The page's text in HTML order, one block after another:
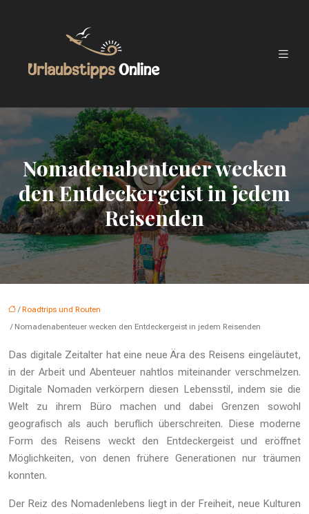
Nomadenabenteuer wecken
den Entdeckergeist in jedem
Reisenden
/Roadtrips und Routen
/ Nomadenabenteuer wecken den Entdeckergeist in jedem Reisenden
Das digitale Zeitalter hat eine neue Ära des Reisens eingeläutet,
in der Arbeit und Abenteuer nahtlos miteinander verschmelzen.
Digitale Nomaden verkörpern diesen Lebensstil, indem sie die
Welt zu ihrem Büro machen und dabei Grenzen sowohl
geografisch als auch beruflich überschreiten. Diese moderne
Form des Reisens weckt den Entdeckergeist und eröffnet
Möglichkeiten, von denen frühere Generationen nur träumen
konnten.
Der Reiz des Nomadenlebens liegt in der Freiheit, neue Kulturen